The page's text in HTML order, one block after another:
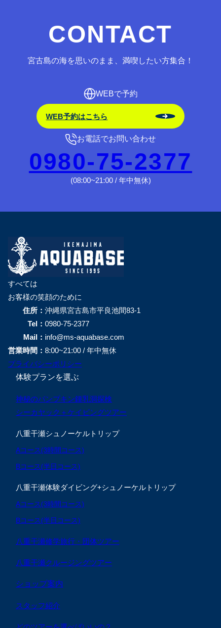
CONTACT
宮古島の海を思いのまま、満喫したい方集合！
WEBで予約
WEB予約はこちら
お電話でお問い合わせ
0980-75-2377
(08:00~21:00 / 年中無休)
すべては
お客様の笑顔のために
住所： 沖縄県宮古島市平良池間83-1
Tel： 0980-75-2377
Mail： info@ms-aquabase.com
営業時間： 8:00~21:00 / 年中無休
プライバシーポリシー
体験プランを選ぶ
神秘のパンプキン鍾乳洞探検
シーカヤック＋ケイビングツアー
八重干瀬シュノーケルトリップ
Aコース(3時間コース)
Bコース(半日コース)
八重干瀬体験ダイビング+シュノーケルトリップ
Aコース(3時間コース)
Bコース(半日コース)
八重干瀬修学旅行・団体ツアー
八重干瀬クルージングツアー
ショップ案内
スタッフ紹介